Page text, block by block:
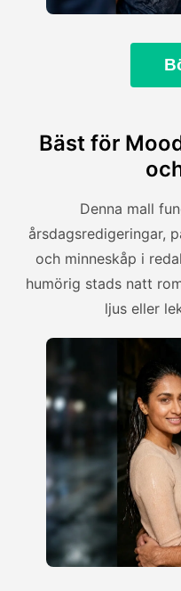
Bäst för
Denna mall
årsdagsredigeringar,
och minneskåp i
humörig stads natt
ljus eller